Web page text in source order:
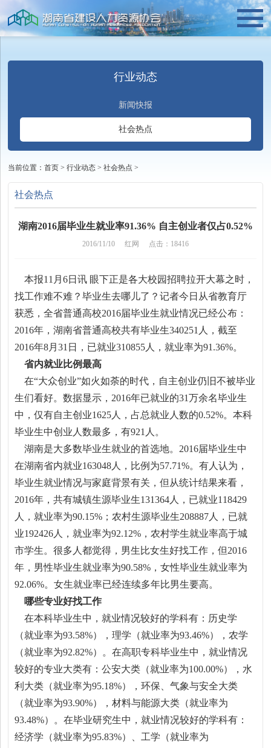
行业动态
新闻快报
社会热点
当前位置：首页 >行业动态 >社会热点 >
社会热点
湖南2016届毕业生就业率91.36% 自主创业者仅占0.52%
2016/11/10 红网 点击：18416
本报11月6日讯 眼下正是各大校园招聘拉开大幕之时，
找工作难不难？毕业生去哪儿了？记者今日从省教育厅
获悉，全省普通高校2016届毕业生就业情况已经公布：
2016年，湖南省普通高校共有毕业生340251人，截至
2016年8月31日，已就业310855人，就业率为91.36%。
省内就业比例最高
在“大众创业”如火如荼的时代，自主创业仍旧不被毕业
生们看好。数据显示，2016年已就业的31万余名毕业生
中，仅有自主创业1625人，占总就业人数的0.52%。本科
毕业生中创业人数最多，有921人。
湖南是大多数毕业生就业的首选地。2016届毕业生中
在湖南省内就业163048人，比例为57.71%。有人认为，
毕业生就业情况与家庭背景有关，但从统计结果来看，
2016年，共有城镇生源毕业生131364人，已就业118429
人，就业率为90.15%；农村生源毕业生208887人，已就
业192426人，就业率为92.12%，农村学生就业率高于城
市学生。很多人都觉得，男生比女生好找工作，但2016
年，男性毕业生就业率为90.58%，女性毕业生就业率为
92.06%。女生就业率已经连续多年比男生要高。
哪些专业好找工作
在本科毕业生中，就业情况较好的学科有：历史学
（就业率为93.58%），理学（就业率为93.46%），农学
（就业率为92.82%）。在高职专科毕业生中，就业情况
较好的专业大类有：公安大类（就业率为100.00%），水
利大类（就业率为95.18%），环保、气象与安全大类
（就业率为93.90%），材料与能源大类（就业率为
93.48%）。在毕业研究生中，就业情况较好的学科有：
经济学（就业率为95.83%）、工学（就业率为